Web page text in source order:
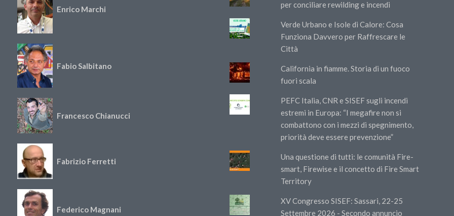
Enrico Marchi
Fabio Salbitano
Francesco Chianucci
Fabrizio Ferretti
Federico Magnani
per conciliare rewilding e incendi
Verde Urbano e Isole di Calore: Cosa
Funziona Davvero per Raffrescare le
Città
California in fiamme. Storia di un fuoco
fuori scala
PEFC Italia, CNR e SISEF sugli incendi
estremi in Europa: “I megafire non si
combattono con i mezzi di spegnimento,
priorità deve essere prevenzione”
Una questione di tutti: le comunità Fire-
smart, Firewise e il concetto di Fire Smart
Territory
XV Congresso SISEF: Sassari, 22-25
Settembre 2026 - Secondo annuncio